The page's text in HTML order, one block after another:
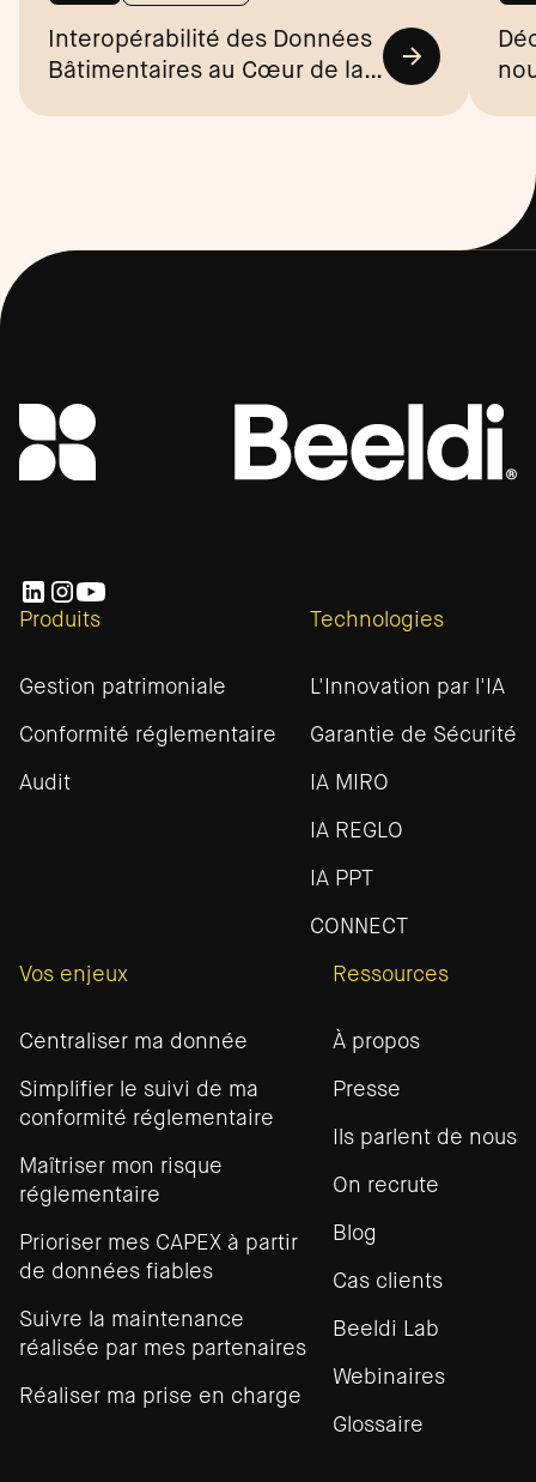
Interopérabilité des Données
Bâtimentaires au Cœur de la
Produits
Gestion patrimoniale
Conformité réglementaire
Audit
Technologies
L'Innovation par l'IA
Garantie de Sécurité
IA MIRO
IA REGLO
IA PPT
CONNECT
Vos enjeux
Centraliser ma donnée
Simplifier le suivi de ma
conformité réglementaire
Maîtriser mon risque
réglementaire
Prioriser mes CAPEX à partir
de données fiables
Suivre la maintenance
réalisée par mes partenaires
Réaliser ma prise en charge
Ressources
À propos
Presse
Ils parlent de nous
On recrute
Blog
Cas clients
Beeldi Lab
Webinaires
Glossaire